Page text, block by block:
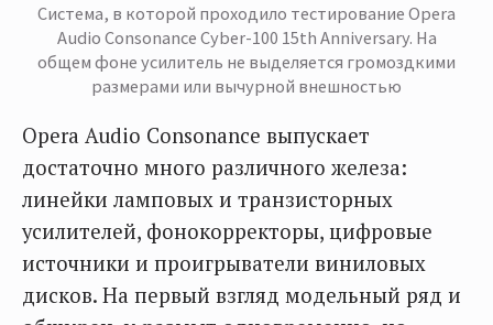
Система, в которой проходило тестирование Opera
Audio Consonance Cyber-100 15th Anniversary. На
общем фоне усилитель не выделяется громоздкими
размерами или вычурной внешностью
Opera Audio Consonance выпускает
достаточно много различного железа:
линейки ламповых и транзисторных
усилителей, фонокорректоры, цифровые
источники и проигрыватели виниловых
дисков. На первый взгляд модельный ряд и